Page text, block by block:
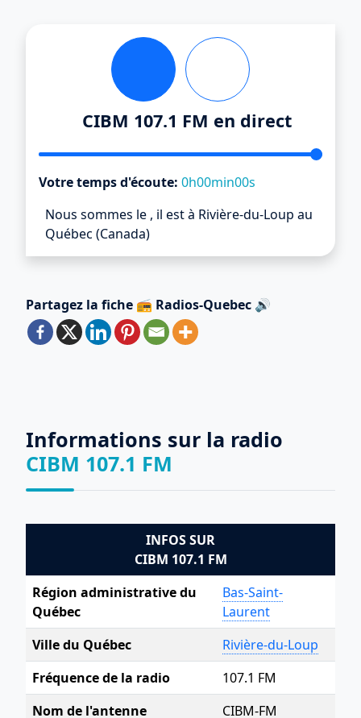
CIBM 107.1 FM en direct
Votre temps d'écoute: 0h00min00s
Nous sommes le , il està Rivière-du-Loup au
Québec (Canada)
Partagez la fiche 📻 Radios-Quebec 🔊
Informations sur la radio
CIBM 107.1 FM
INFOS SUR
CIBM 107.1 FM
Région administrative du
Québec
Bas-Saint-
Laurent
Ville du Québec
Rivière-du-Loup
Fréquence de la radio
107.1 FM
Nom de l'antenne
CIBM-FM